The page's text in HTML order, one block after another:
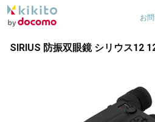
お
SIRIUS 防振双眼鏡 シリウス12